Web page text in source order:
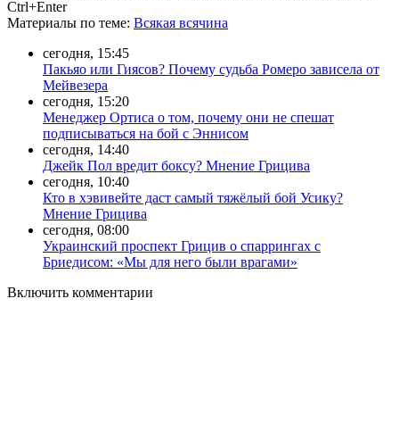
Ctrl+Enter
Материалы по теме: Всякая всячина
сегодня, 15:45
Пакьяо или Гиясов? Почему судьба Ромеро зависела от
Мейвезера
сегодня, 15:20
Менеджер Ортиса о том, почему они не спешат
подписываться на бой с Эннисом
сегодня, 14:40
Джейк Пол вредит боксу? Мнение Грицива
сегодня, 10:40
Кто в хэвивейте даст самый тяжёлый бой Усику?
Мнение Грицива
сегодня, 08:00
Украинский проспект Грицив о спаррингах с
Бриедисом: «Мы для него были врагами»
Включить комментарии